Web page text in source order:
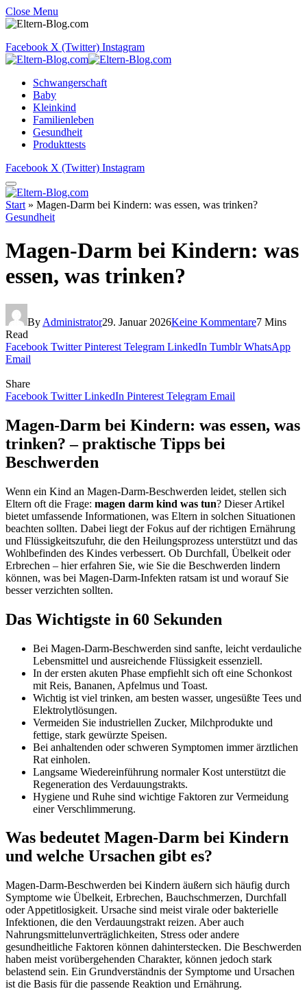
Close Menu
Facebook X (Twitter) Instagram
Schwangerschaft
Baby
Kleinkind
Familienleben
Gesundheit
Produkttests
Facebook X (Twitter) Instagram
Start » Magen-Darm bei Kindern: was essen, was trinken?
Gesundheit
Magen-Darm bei Kindern: was
essen, was trinken?
By Administrator29. Januar 2026Keine Kommentare7 Mins
Read
Facebook Twitter Pinterest Telegram LinkedIn Tumblr WhatsApp
Email
Share
Facebook Twitter LinkedIn Pinterest Telegram Email
Magen-Darm bei Kindern: was essen, was
trinken? – praktische Tipps bei
Beschwerden
Wenn ein Kind an Magen-Darm-Beschwerden leidet, stellen sich
Eltern oft die Frage: magen darm kind was tun? Dieser Artikel
bietet umfassende Informationen, was Eltern in solchen Situationen
beachten sollten. Dabei liegt der Fokus auf der richtigen Ernährung
und Flüssigkeitszufuhr, die den Heilungsprozess unterstützt und das
Wohlbefinden des Kindes verbessert. Ob Durchfall, Übelkeit oder
Erbrechen – hier erfahren Sie, wie Sie die Beschwerden lindern
können, was bei Magen-Darm-Infekten ratsam ist und worauf Sie
besser verzichten sollten.
Das Wichtigste in 60 Sekunden
Bei Magen-Darm-Beschwerden sind sanfte, leicht verdauliche
Lebensmittel und ausreichende Flüssigkeit essenziell.
In der ersten akuten Phase empfiehlt sich oft eine Schonkost
mit Reis, Bananen, Apfelmus und Toast.
Wichtig ist viel trinken, am besten wasser, ungesüßte Tees und
Elektrolytlösungen.
Vermeiden Sie industriellen Zucker, Milchprodukte und
fettige, stark gewürzte Speisen.
Bei anhaltenden oder schweren Symptomen immer ärztlichen
Rat einholen.
Langsame Wiedereinführung normaler Kost unterstützt die
Regeneration des Verdauungstrakts.
Hygiene und Ruhe sind wichtige Faktoren zur Vermeidung
einer Verschlimmerung.
Was bedeutet Magen-Darm bei Kindern
und welche Ursachen gibt es?
Magen-Darm-Beschwerden bei Kindern äußern sich häufig durch
Symptome wie Übelkeit, Erbrechen, Bauchschmerzen, Durchfall
oder Appetitlosigkeit. Ursache sind meist virale oder bakterielle
Infektionen, die den Verdauungstrakt reizen. Aber auch
Nahrungsmittelunverträglichkeiten, Stress oder andere
gesundheitliche Faktoren können dahinterstecken. Die Beschwerden
haben meist vorübergehenden Charakter, können jedoch stark
belastend sein. Ein Grundverständnis der Symptome und Ursachen
ist die Basis für die passende Reaktion und Ernährung.